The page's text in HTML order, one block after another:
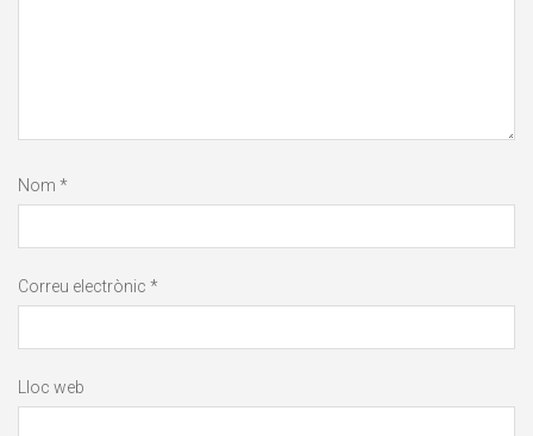
Nom *
Correu electrònic *
Lloc web